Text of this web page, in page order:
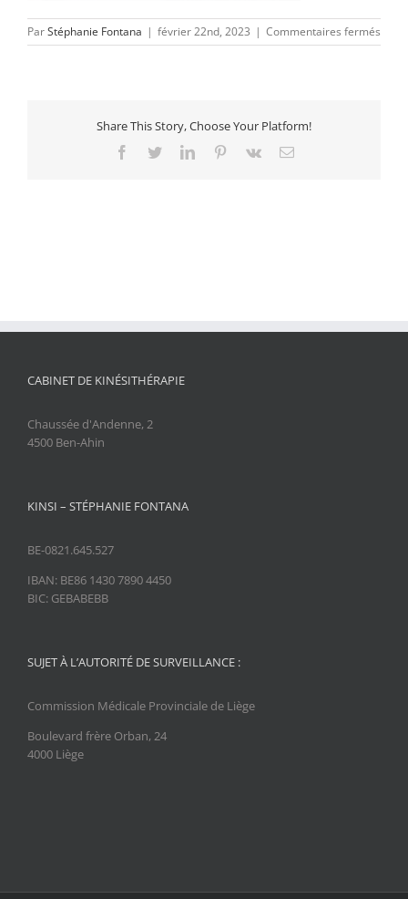
ParStéphanie Fontana | février 22nd, 2023 | Commentaires fermés
Share This Story, Choose Your Platform!
Facebook
TwitterLinkedInPinterest
Vk Email
CABINET DE KINÉSITHÉRAPIE
Chaussée d'Andenne, 2
4500 Ben-Ahin
KINSI – STÉPHANIE FONTANA
BE-0821.645.527
IBAN: BE86 1430 7890 4450
BIC: GEBABEBB
SUJET À L’AUTORITÉ DE SURVEILLANCE :
Commission Médicale Provinciale de Liège
Boulevard frère Orban, 24
4000 Liège